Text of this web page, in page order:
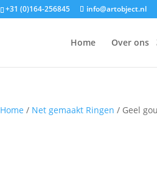
+31 (0)164-256845 info@artobject.nl
Home Over ons
Home / Net gemaakt Ringen / Geel